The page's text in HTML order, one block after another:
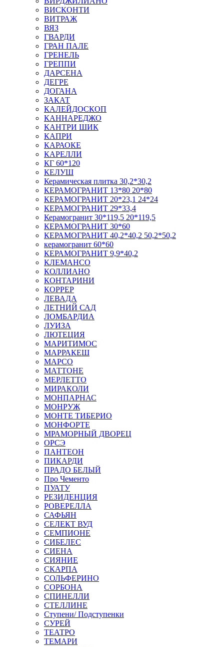
ВИСКОНТИ
ВИТРАЖ
ВЯЗ
ГВАРДИ
ГРАН ПАЛЕ
ГРЕНЕЛЬ
ГРЕППИ
ДАРСЕНА
ДЕГРЕ
ДОГАНА
ЗАКАТ
КАЛЕЙДОСКОП
КАННАРЕДЖО
КАНТРИ ШИК
КАПРИ
КАРАОКЕ
КАРЕЛЛИ
КГ 60*120
КЕЛУШ
Керамическая плитка 30,2*30,2
КЕРАМОГРАНИТ 13*80 20*80
КЕРАМОГРАНИТ 20*23,1 24*24
КЕРАМОГРАНИТ 29*33,4
Керамогранит 30*119,5 20*119,5
КЕРАМОГРАНИТ 30*60
КЕРАМОГРАНИТ 40,2*40,2 50,2*50,2
керамогранит 60*60
КЕРАМОГРАНИТ 9,9*40,2
КЛЕМАНСО
КОЛЛИАНО
КОНТАРИНИ
КОРРЕР
ЛЕВАДА
ЛЕТНИЙ САД
ЛОМБАРДИА
ЛУИЗА
ЛЮТЕЦИЯ
МАРИТИМОС
МАРРАКЕШ
МАРСО
МАТТОНЕ
МЕРЛЕТТО
МИРАКОЛИ
МОНПАРНАС
МОНРУЖ
МОНТЕ ТИБЕРИО
МОНФОРТЕ
МРАМОРНЫЙ ДВОРЕЦ
ОРСЭ
ПАНТЕОН
ПИКАРДИ
ПРАДО БЕЛЫЙ
Про Чементо
ПУАТУ
РЕЗИДЕНЦИЯ
РОВЕРЕЛЛА
САФЬЯН
СЕЛЕКТ ВУД
СЕМПИОНЕ
СИБЕЛЕС
СИЕНА
СИЯНИЕ
СКАРПА
СОЛЬФЕРИНО
СОРБОНА
СПИНЕЛЛИ
СТЕЛЛИНЕ
Ступени/ Подступенки
СУРЕЙ
ТЕАТРО
ТЕМАРИ